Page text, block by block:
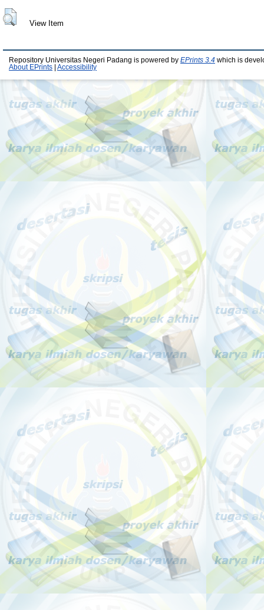
View Item
Repository Universitas Negeri Padang is powered by EPrints 3.4 which is
About EPrints
Accessibility